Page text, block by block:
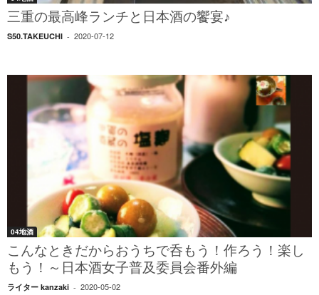
三重の最高峰ランチと日本酒の饗宴♪
S50.TAKEUCHI - 2020-07-12
04地酒
こんなときだからおうちで呑もう！作ろう！楽し
もう！～日本酒女子普及委員会番外編
ライター kanzaki - 2020-05-02